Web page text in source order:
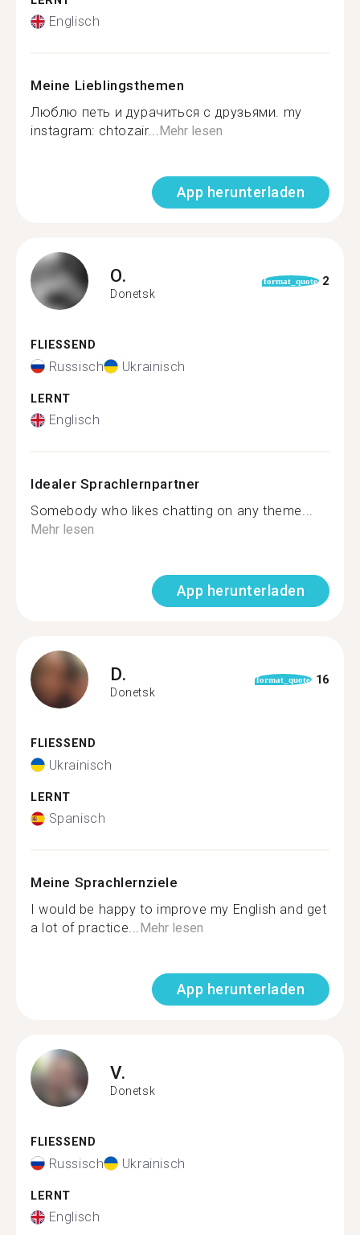
Englisch
Meine Lieblingsthemen
Люблю петь и дурачиться с друзьями. my
instagram: chtozair...Mehr lesen
App herunterladen
O.
Donetsk
format_quote 2
FLIESSEND
Russisch Ukrainisch
LERNT
Englisch
Idealer Sprachlernpartner
Somebody who likes chatting on any theme...
Mehr lesen
App herunterladen
D.
Donetsk
format_quote 16
FLIESSEND
Ukrainisch
LERNT
Spanisch
Meine Sprachlernziele
I would be happy to improve my English and get
a lot of practice...Mehr lesen
App herunterladen
V.
Donetsk
FLIESSEND
Russisch Ukrainisch
LERNT
Englisch